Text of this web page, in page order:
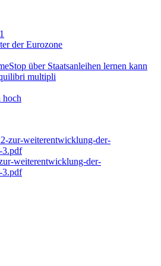
der Eurozone
über Staatsanleihen lernen kann
multipli
hoch
weiterentwicklung-der-
3.pdf